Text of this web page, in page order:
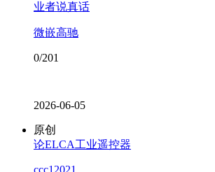
业者说真话
微嵌高驰
0/201
2026-06-05
原创
论ELCA工业遥控器
ccc12021